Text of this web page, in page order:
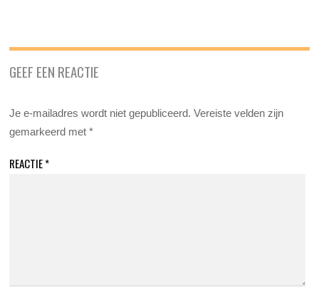
GEEF EEN REACTIE
Je e-mailadres wordt niet gepubliceerd. Vereiste velden zijn
gemarkeerd met*
REACTIE*